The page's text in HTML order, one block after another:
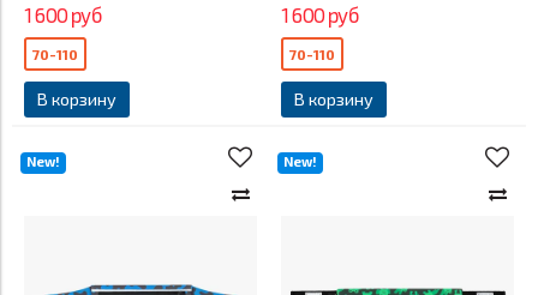
1 600 руб
В корзину
70-110
1 600 руб
В корзину
70-110
New! New!